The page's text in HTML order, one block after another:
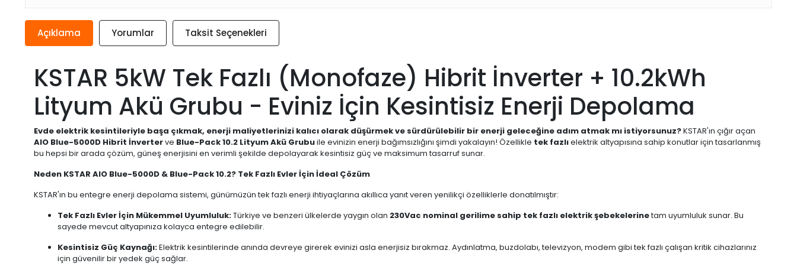
Açıklama Yorumlar Taksit Seçenekleri
KSTAR 5kW Tek Fazlı (Monofaze) Hibrit İnverter + 10.2kWh
Lityum Akü Grubu - Eviniz İçin Kesintisiz Enerji Depolama
Evde elektrik kesintileriyle başa çıkmak, enerji maliyetlerinizi kalıcı olarak düşürmek ve sürdürülebilir bir enerji geleceğine adım atmak mı istiyorsunuz?KSTAR'ın çığır açan
AIO Blue-5000D Hibrit İnverterve Blue-Pack 10.2 Lityum Akü Grubuile evinizin enerji bağımsızlığını şimdi yakalayın! Özellikle tek fazlıelektrik altyapısına sahip konutlar için tasarlanmış
bu hepsi bir arada çözüm, güneş enerjisini en verimli şekilde depolayarak kesintisiz güç ve maksimum tasarruf sunar.
Neden KSTAR AIO Blue-5000D & Blue-Pack 10.2? Tek Fazlı Evler İçin İdeal Çözüm
KSTAR'ın bu entegre enerji depolama sistemi, günümüzün tek fazlı enerji ihtiyaçlarına akıllıca yanıt veren yenilikçi özelliklerle donatılmıştır:
Tek Fazlı Evler İçin Mükemmel Uyumluluk:Türkiye ve benzeri ülkelerde yaygın olan 230Vac nominal gerilime sahip tek fazlı elektrik şebekelerinetam uyumluluk sunar. Bu
sayede mevcut altyapınıza kolayca entegre edilebilir.
Kesintisiz Güç Kaynağı:Elektrik kesintilerinde anında devreye girerek evinizi asla enerjisiz bırakmaz. Aydınlatma, buzdolabı, televizyon, modem gibi tek fazlı çalışan kritik cihazlarınız
için güvenilir bir yedek güç sağlar.